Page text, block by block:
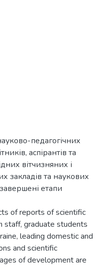
педагогічних
аспірантів та
вітчизняних і
закладів та наукових
етапи
of reports of scientific
staff, graduate students
leading domestic and
and scientific
of development are